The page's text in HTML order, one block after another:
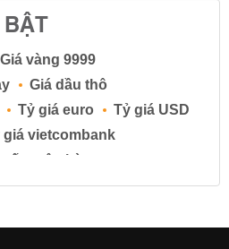
Giá vàng 9999
Giá dầu thô
Tỷ giá euro
Tỷ giá USD
giá vietcombank
ngân hàng
suất tiền gửi